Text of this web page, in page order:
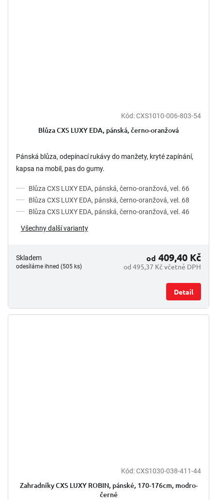
Kód:CXS1010-006-803-54
Blůza CXS LUXY EDA, pánská, černo-oranžová
Pánská blůza, odepínací rukávy do manžety, kryté zapínání,
kapsa na mobil, pas do gumy.
Blůza CXS LUXY EDA, pánská, černo-oranžová, vel. 66
Blůza CXS LUXY EDA, pánská, černo-oranžová, vel. 68
Blůza CXS LUXY EDA, pánská, černo-oranžová, vel. 46
Všechny další varianty
Skladem
odesíláme ihned (505 ks) od 495,37 Kč včetně DPH
od 409,40 Kč
Detail
Kód:CXS1030-038-411-44
Zahradníky CXS LUXY ROBIN, pánské, 170-176cm, modro-
černé